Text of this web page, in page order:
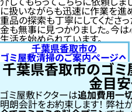
に扱いながらも迅速に作業を進
重品の探索も丁寧にしてくださ
金も無事に見つかりました。今
生活を始められています。
千葉県香取市の
ゴミ屋敷清掃のご案内ページへ
千葉県香取市のゴミ
金目
ゴミ屋敷ドクターは追加費用一
明朗会計をお約束します！弊社